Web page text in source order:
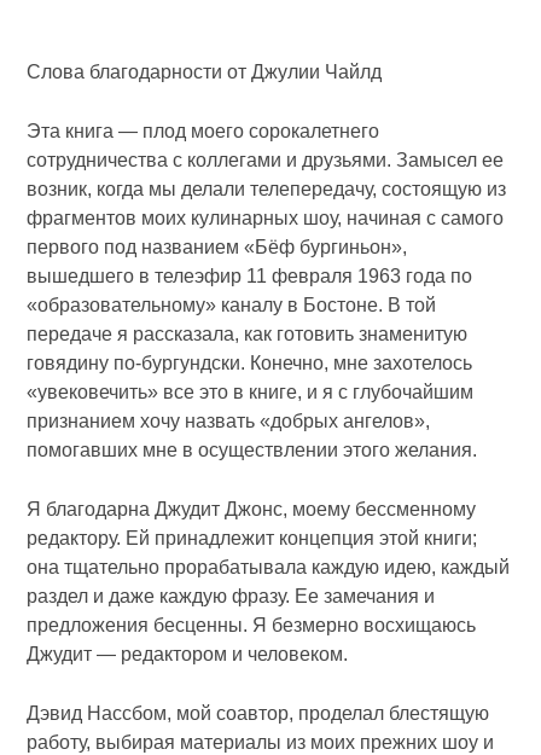
Слова благодарности от Джулии Чайлд
Эта книга — плод моего сорокалетнего
сотрудничества с коллегами и друзьями. Замысел ее
возник, когда мы делали телепередачу, состоящую из
фрагментов моих кулинарных шоу, начиная с самого
первого под названием «Бёф бургиньон»,
вышедшего в телеэфир 11 февраля 1963 года по
«образовательному» каналу в Бостоне. В той
передаче я рассказала, как готовить знаменитую
говядину по-бургундски. Конечно, мне захотелось
«увековечить» все это в книге, и я с глубочайшим
признанием хочу назвать «добрых ангелов»,
помогавших мне в осуществлении этого желания.
Я благодарна Джудит Джонс, моему бессменному
редактору. Ей принадлежит концепция этой книги;
она тщательно прорабатывала каждую идею, каждый
раздел и даже каждую фразу. Ее замечания и
предложения бесценны. Я безмерно восхищаюсь
Джудит — редактором и человеком.
Дэвид Нассбом, мой соавтор, проделал блестящую
работу, выбирая материалы из моих прежних шоу и